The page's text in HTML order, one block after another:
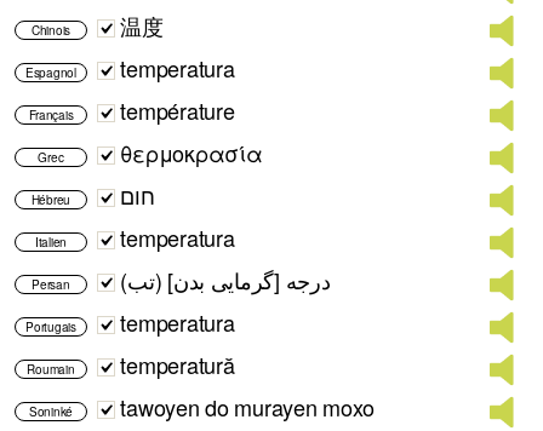
Chinois 温度
Espagnol temperatura
Français température
Grec θερμοκρασία
Hébreu חום
Italien temperatura
Persan درجه [گرمایی بدن] (تب)
Portugais temperatura
Roumain temperatură
Soninké tawoyen do murayen moxo